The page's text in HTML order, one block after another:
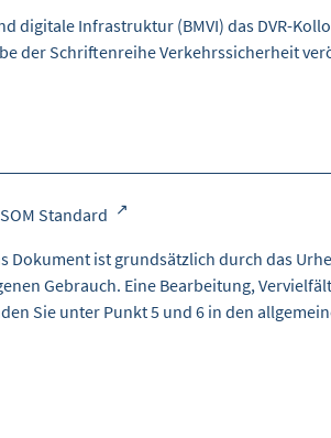
digitale Infrastruktur (BMVI) das DVR-
der Schriftenreihe Verkehrssicherheit
Standard
Dokument ist grundsätzlich durch das
Gebrauch. Eine Bearbeitung,
Sie unter Punkt 5 und 6 in den